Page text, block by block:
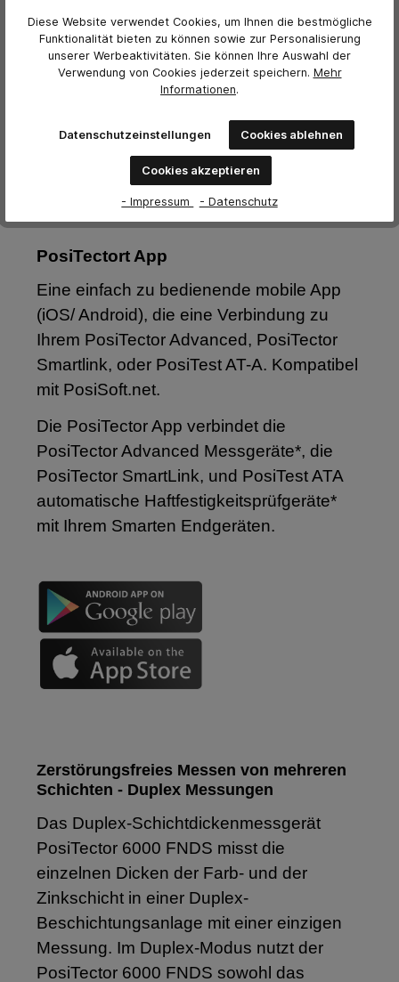
Histogramme, Messwerte, Messdatum,
Messwertanzahl usw.
Kompilieren Sie Multi-Batch-Berichte
von einer oder mehreren Sonden und
Messgeräten miteinander
z. B. Schichtdicke, Klima, Haftfestigkeit
PosiTectort App
Eine einfach zu bedienende mobile App
(iOS/ Android), die eine Verbindung zu
Ihrem PosiTector Advanced, PosiTector
Smartlink, oder PosiTest AT-A. Kompatibel
mit PosiSoft.net.
Die PosiTector App verbindet die
PosiTector Advanced Messgeräte*, die
PosiTector SmartLink, und PosiTest ATA
automatische Haftfestigkeitsprüfgeräte*
mit Ihrem Smarten Endgeräten.
Zerstörungsfreies Messen von mehreren
Schichten - Duplex Messungen
Das Duplex-Schichtdickenmessgerät
PosiTector 6000 FNDS misst die
einzelnen Dicken der Farb- und der
Zinkschicht in einer Duplex-
Beschichtungsanlage mit einer einzigen
Messung. Im Duplex-Modus nutzt der
PosiTector 6000 FNDS sowohl das
Diese Website verwendet Cookies, um Ihnen die bestmögliche
Funktionalität bieten zu können sowie zur Personalisierung
unserer Werbeaktivitäten. Sie können Ihre Auswahl der
Verwendung von Cookies jederzeit speichern. Mehr
Informationen.
Datenschutzeinstellungen Cookies ablehnen
Cookies akzeptieren
- Impressum - Datenschutz